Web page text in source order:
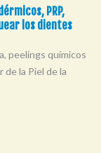
PRP,
los dientes
peelings químicos
de la Piel de la